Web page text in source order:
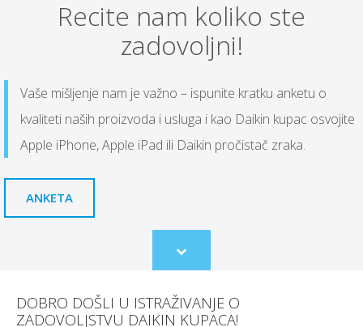
Recite nam koliko ste
zadovoljni!
Vaše mišljenje nam je važno – ispunite kratku anketu o
kvaliteti naših proizvoda i usluga i kao Daikin kupac osvojite
Apple iPhone, Apple iPad ili Daikin pročistač zraka.
ANKETA
Scroll
to
DOBRO DOŠLI U ISTRAŽIVANJE O
ZADOVOLJSTVU DAIKIN KUPACA!